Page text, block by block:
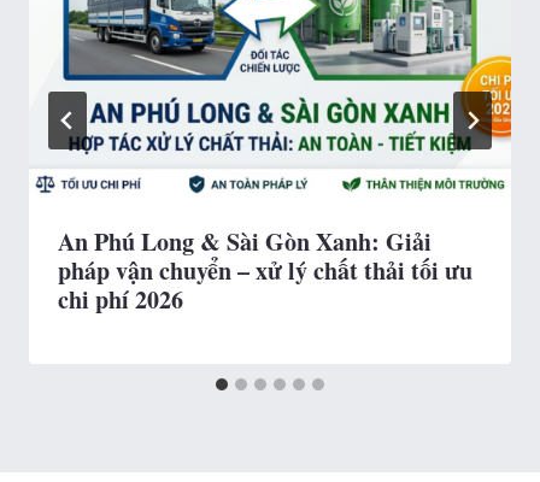
An Phú Long & Sài Gòn Xanh: Giải
pháp vận chuyển – xử lý chất thải tối ưu
chi phí 2026